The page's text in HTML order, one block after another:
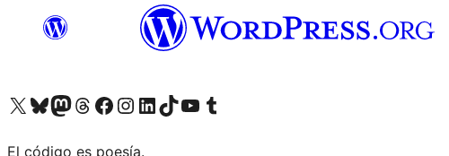
Visita nuestra cuenta de X (anteriormente Twitter)
Visita nuestra cuenta de Bluesky
Visita nuestra cuenta de Mastodon
Visita nuestra cuenta de Threads
Visita nuestra página de Facebook
Visita nuestra cuenta de Instagram
Visita nuestra cuenta de LinkedIn
Visita nuestra cuenta de TikTok
Visita nuestro canal de YouTube
Visita nuestra cuenta de Tumblr
El código es poesía.